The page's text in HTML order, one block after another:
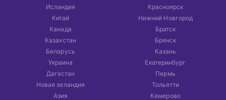
Исландия
Китай
Канада
Казахстан
Беларусь
Украина
Дагестан
Новая зеландия
Азия
Красноярск
Нижний Новгород
Братск
Брянск
Казань
Екатеринбург
Пермь
Тольятти
Кемерово